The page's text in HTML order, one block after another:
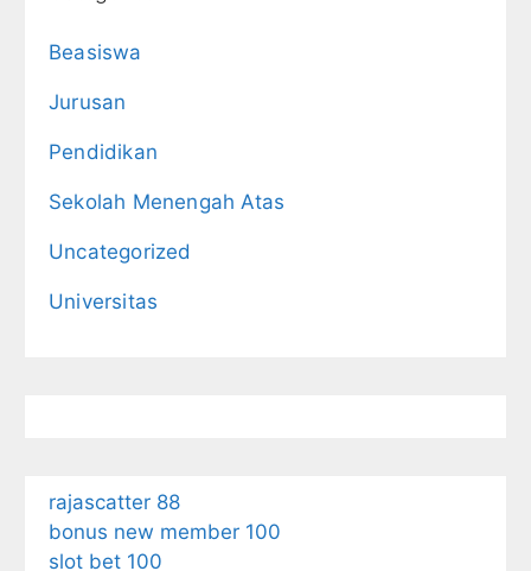
Beasiswa
Jurusan
Pendidikan
Sekolah Menengah Atas
Uncategorized
Universitas
rajascatter 88
bonus new member 100
slot bet 100